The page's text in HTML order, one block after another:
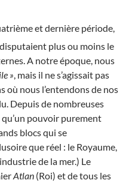
et dernière période,
plus ou moins le
A notre époque, nous
» , mais il ne s’agissait pas
où nous l’entendons de nos
Depuis de nombreuses
qu’un pouvoir purement
blocs qui se
que réel : le Royaume,
de la mer.) Le
Atlan (Roi) et de tous les